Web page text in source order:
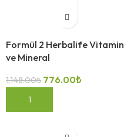
Formül 2 Herbalife Vitamin
ve Mineral
1,148.00₺ 776.00₺
SEPETE EKLE